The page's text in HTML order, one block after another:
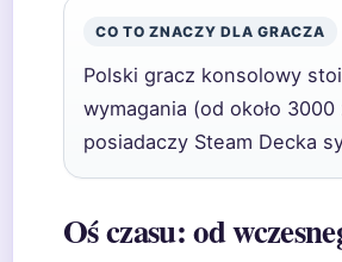
CO TO ZNACZY DLA GRACZA
Polski gracz konsolowy
wymagania (od około
posiadaczy Steam Decka
Oś czasu: od